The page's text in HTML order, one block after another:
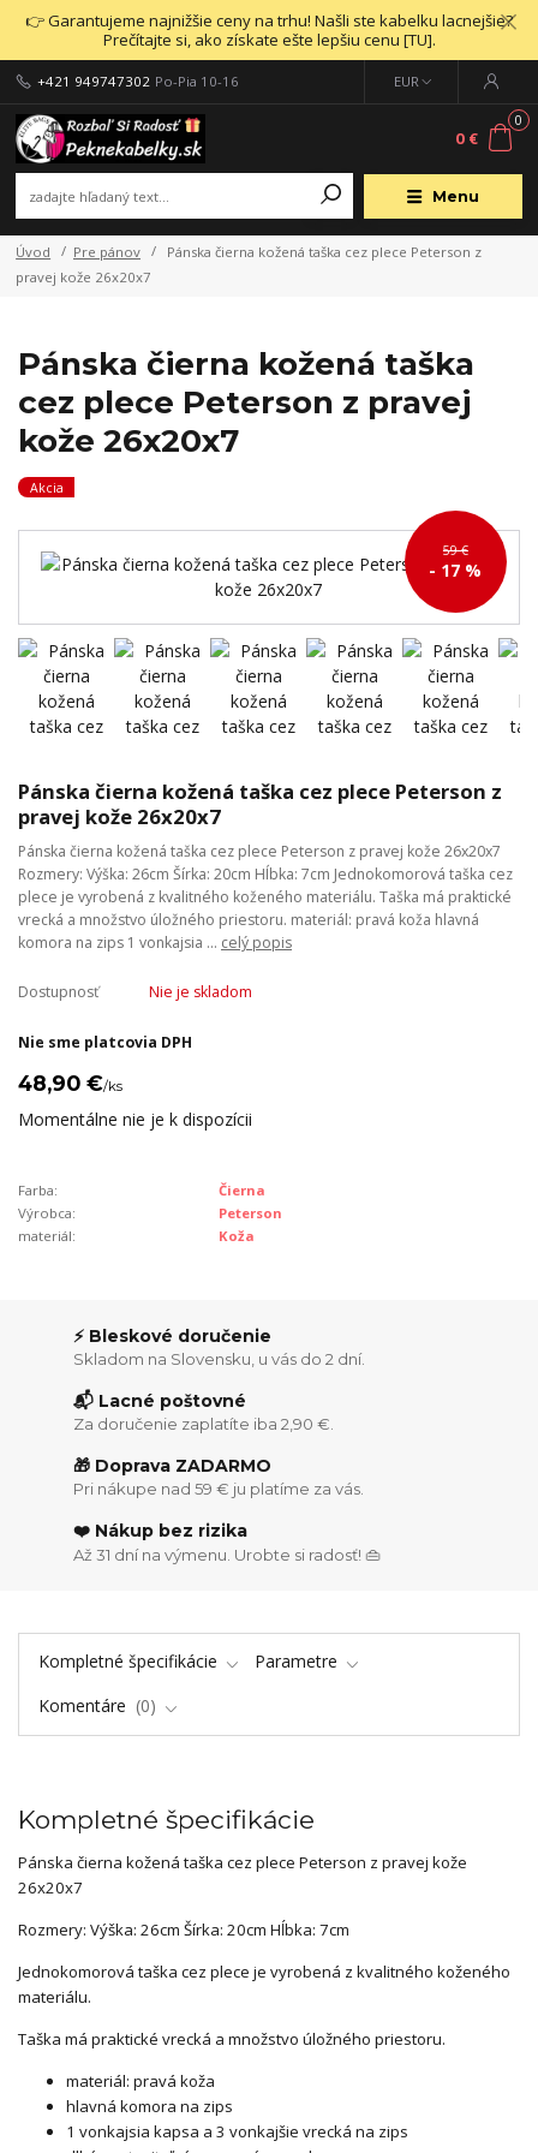
👉 Garantujeme najnižšie ceny na trhu! Našli ste kabelku lacnejšie?
Prečítajte si, ako získate ešte lepšiu cenu [TU].
Menu
EUR
+421 949747302 Po-Pia 10-16
0
0 €
Úvod Pre pánov
Pánska čierna kožená taška cez plece Peterson z
pravej kože 26x20x7
Pánska čierna kožená taška
cez plece Peterson z pravej
kože 26x20x7
Akcia
59 €
- 17 %
Pánska čierna kožená taška cez plece Peterson z
pravej kože 26x20x7
Pánska čierna kožená taška cez plece Peterson z pravej kože 26x20x7
Rozmery: Výška: 26cm Šírka: 20cm Hĺbka: 7cm Jednokomorová taška cez
plece je vyrobená z kvalitného koženého materiálu. Taška má praktické
vrecká a množstvo úložného priestoru. materiál: pravá koža hlavná
komora na zips 1 vonkajsia ... celý popis
Dostupnosť Nie je skladom
Nie sme platcovia DPH
48,90 €/ks
Momentálne nie je k dispozícii
Farba:
Čierna
Výrobca:
Peterson
materiál:
Koža
⚡ Bleskové doručenie
Skladom na Slovensku, u vás do 2 dní.
📬 Lacné poštovné
Za doručenie zaplatíte iba 2,90 €.
🎁 Doprava ZADARMO
Pri nákupe nad 59 € ju platíme za vás.
❤️ Nákup bez rizika
Až 31 dní na výmenu. Urobte si radosť! 👜
Kompletné špecifikácie
Parametre
Komentáre
0
Kompletné špecifikácie
Pánska čierna kožená taška cez plece Peterson z pravej kože
26x20x7
Rozmery: Výška: 26cm Šírka: 20cm Hĺbka: 7cm
Jednokomorová taška cez plece je vyrobená z kvalitného koženého
materiálu.
Taška má praktické vrecká a množstvo úložného priestoru.
materiál: pravá koža
hlavná komora na zips
1 vonkajsia kapsa a 3 vonkajšie vrecká na zips